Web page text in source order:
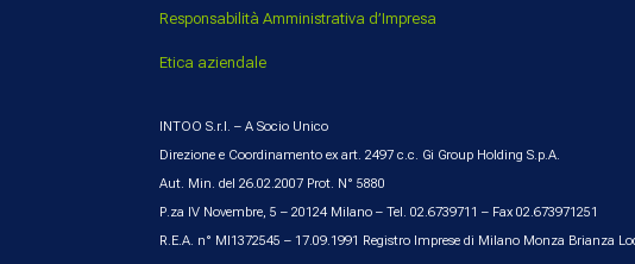
Responsabilità Amministrativa d’Impresa
Etica aziendale
INTOO S.r.l. – A Socio Unico
Direzione e Coordinamento ex art. 2497 c.c. Gi Group Holding S.p.A.
Aut. Min. del 26.02.2007 Prot. N° 5880
P.za IV Novembre, 5 – 20124 Milano – Tel. 02.6739711 – Fax 02.673971251
R.E.A. n° MI1372545 – 17.09.1991 Registro Imprese di Milano Monza Brianza